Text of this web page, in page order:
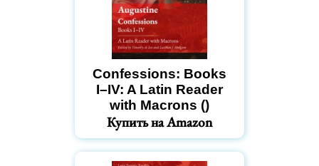
Confessions: Books
I–IV: A Latin Reader
with Macrons ()
Купить на Amazon